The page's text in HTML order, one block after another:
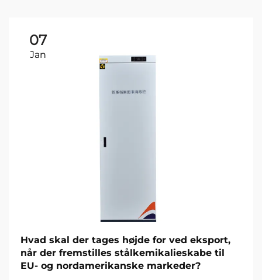
07
Jan
Hvad skal der tages højde for ved eksport,
når der fremstilles stålkemikalieskabe til
EU- og nordamerikanske markeder?